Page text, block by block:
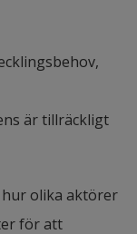
är tillräckligt
olika aktörer
för att